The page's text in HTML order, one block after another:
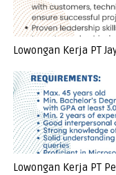
Lowongan Kerja PT
Lowongan Kerja PT